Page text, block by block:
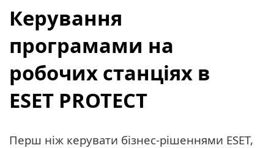
Керування
програмами на
робочих станціях в
ESET PROTECT
Перш ніж керувати бізнес-рішеннями ESET,